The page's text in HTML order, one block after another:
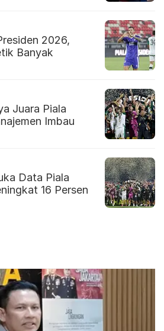
2026,
Banyak
Juara Piala
Imbau
Data Piala
16 Persen